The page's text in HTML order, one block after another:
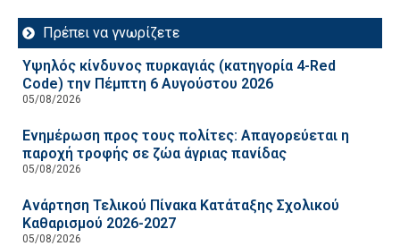
Πρέπει να γνωρίζετε
Υψηλός κίνδυνος πυρκαγιάς (κατηγορία 4-Red
Code) την Πέμπτη 6 Αυγούστου 2026
05/08/2026
Ενημέρωση προς τους πολίτες: Απαγορεύεται η
παροχή τροφής σε ζώα άγριας πανίδας
05/08/2026
Ανάρτηση Τελικού Πίνακα Κατάταξης Σχολικού
Καθαρισμού 2026-2027
05/08/2026